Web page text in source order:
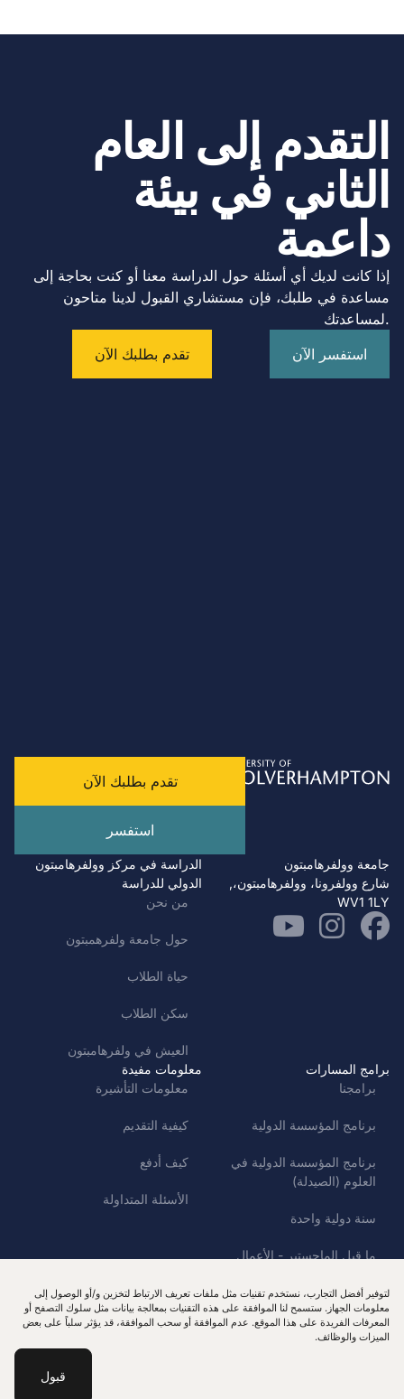
لتوفير أفضل التجارب، نستخدم تقنيات مثل ملفات تعريف الارتباط لتخزين و/أو الوصول إلى
معلومات الجهاز. ستسمح لنا الموافقة على هذه التقنيات بمعالجة بيانات مثل سلوك التصفح أو
المعرفات الفريدة على هذا الموقع. عدم الموافقة أو سحب الموافقة، قد يؤثر سلباً على بعض
الميزات والوظائف.
قبول
التقدم إلى العام
الثاني في بيئة
داعمة
إذا كانت لديك أي أسئلة حول الدراسة معنا أو كنت بحاجة إلى
مساعدة في طلبك، فإن مستشاري القبول لدينا متاحون
لمساعدتك.
تقدم بطلبك الآن
استفسر الآن
تقدم بطلبك الآن
استفسر
جامعة وولفرهامبتون
شارع وولفرونا، وولفرهامبتون،,
WV1 1LY
الدراسة في مركز وولفرهامبتون
الدولي للدراسة
من نحن
حول جامعة ولفرهمبتون
حياة الطلاب
سكن الطلاب
العيش في ولفرهامبتون
برامج المسارات
برامجنا
برنامج المؤسسة الدولية
برنامج المؤسسة الدولية في
العلوم (الصيدلة)
سنة دولية واحدة
ما قبل الماجستير - الأعمال
معلومات مفيدة
معلومات التأشيرة
كيفية التقديم
كيف أدفع
الأسئلة المتداولة
سياسة ملفات تعريف الارتباط سياسة حماية البيانات
إدارة الموافقة
حقوق النشر © 2026 مالفيرن انترناشونال. جميع الحقوق محفوظة.